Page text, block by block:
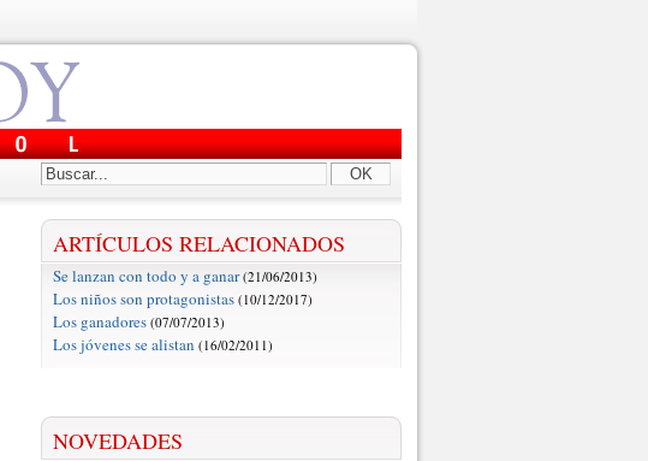
OK
ARTÍCULOS RELACIONADOS
Se lanzan con todo y a ganar(21/06/2013)
Los niños son protagonistas (10/12/2017)
Los ganadores (07/07/2013)
Los jóvenes se alistan (16/02/2011)
NOVEDADES